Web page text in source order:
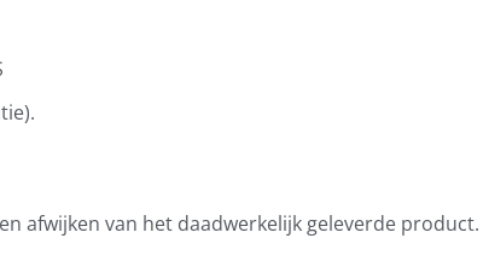
afwijken van het daadwerkelijk geleverde product.